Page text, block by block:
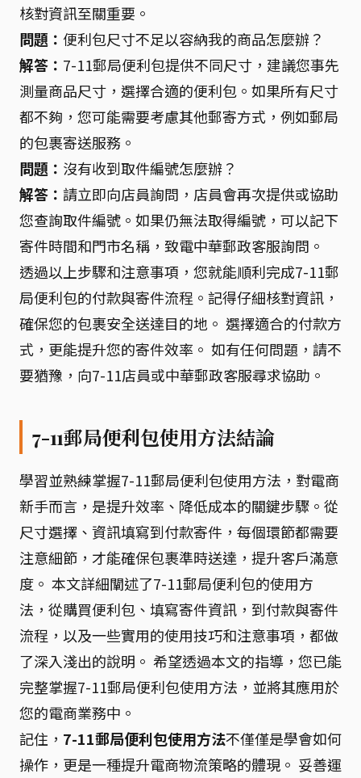
核對資訊至關重要。
問題： 便利包尺寸不足以容納我的商品怎麼辦？
解答： 7-11郵局便利包提供不同尺寸，建議您事先
測量商品尺寸，選擇合適的便利包。如果所有尺寸
都不夠，您可能需要考慮其他郵寄方式，例如郵局
的包裹寄送服務。
問題： 沒有收到取件編號怎麼辦？
解答： 請立即向店員詢問，店員會再次提供或協助
您查詢取件編號。如果仍無法取得編號，可以記下
寄件時間和門市名稱，致電中華郵政客服詢問。
透過以上步驟和注意事項，您就能順利完成7-11郵
局便利包的付款與寄件流程。記得仔細核對資訊，
確保您的包裹安全送達目的地。 選擇適合的付款方
式，更能提升您的寄件效率。 如有任何問題，請不
要猶豫，向7-11店員或中華郵政客服尋求協助。
7-11郵局便利包使用方法結論
學習並熟練掌握7-11郵局便利包使用方法，對電商
新手而言，是提升效率、降低成本的關鍵步驟。從
尺寸選擇、資訊填寫到付款寄件，每個環節都需要
注意細節，才能確保包裹準時送達，提升客戶滿意
度。 本文詳細闡述了7-11郵局便利包的使用方
法，從購買便利包、填寫寄件資訊，到付款與寄件
流程，以及一些實用的使用技巧和注意事項，都做
了深入淺出的說明。 希望透過本文的指導，您已能
完整掌握7-11郵局便利包使用方法，並將其應用於
您的電商業務中。
記住， 7-11郵局便利包使用方法不僅僅是學會如何
操作，更是一種提升電商物流策略的體現。 妥善運